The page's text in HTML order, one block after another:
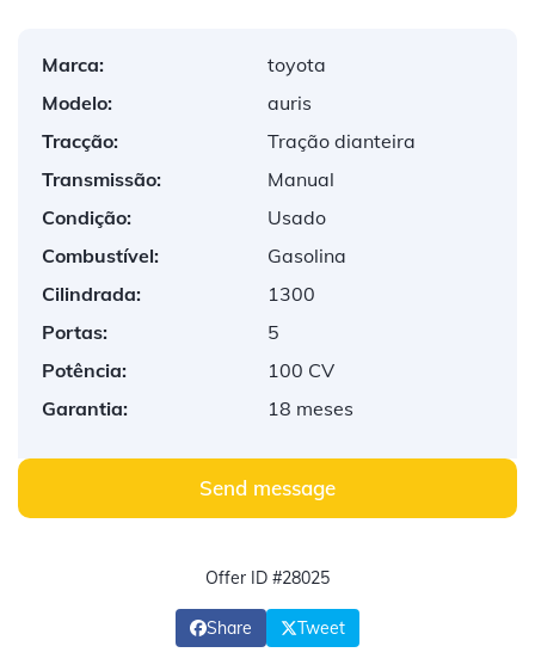
Marca:
toyota
Modelo:
auris
Tracção:
Tração dianteira
Transmissão:
Manual
Condição:
Usado
Combustível:
Gasolina
Cilindrada:
1300
Portas:
5
Potência:
100 CV
Garantia:
18 meses
Send message
Offer ID #28025
Share Tweet